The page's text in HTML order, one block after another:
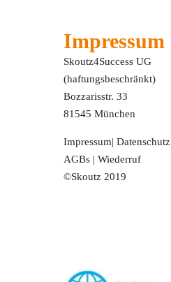
Impressum
Skoutz4Success UG
(haftungsbeschränkt)
Bozzarisstr. 33
81545 München
Impressum|Datenschutz
AGBs |Wiederruf
©Skoutz 2019